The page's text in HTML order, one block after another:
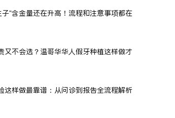
子”含金量还在升高！流程和注意事项都在
又不会选？温哥华华人假牙种植这样做才
这样做最靠谱：从问诊到报告全流程解析